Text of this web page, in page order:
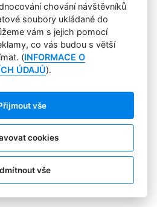
nebo šíření obsahu je bez
s.r.o. zakázáno.
RSS 1
Štítky
osobních údajů
Pro inzerenty
Kontakt
PR AGENTURA
COOKIES
nás:
chování návštěvníků
soubory ukládané do
vám s jejich pomocí
co vás budou s větší
(INFORMACE O
ÚDAJŮ).
vše
cookies
vše